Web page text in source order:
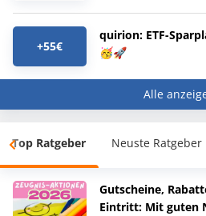
+55€
quirion: ETF-
🥳🚀
Alle
Top Ratgeber Neuste Ratgeber
Gutscheine,
Eintritt: Mit guten